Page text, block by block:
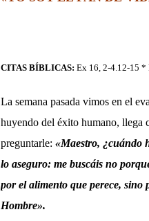
CITAS BÍBLICAS: Ex 16, 2-4.12-15 *
La semana pasada vimos en el
huyendo del éxito humano, llega
preguntarle: «Maestro, ¿cuándo
lo aseguro: me buscáis no
por el alimento que perece,
Hombre».